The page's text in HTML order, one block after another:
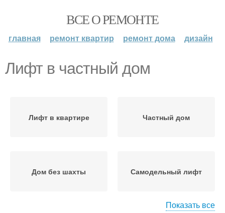
ВСЕ О РЕМОНТЕ
главная ремонт квартир ремонт дома дизайн
Лифт в частный дом
Лифт в квартире Частный дом
Дом без шахты Самодельный лифт
Показать все